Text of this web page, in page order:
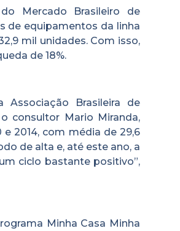
Mercado Brasileiro de
de equipamentos da linha
mil unidades. Com isso,
de 18%.
Brasileira de
consultor Mario Miranda,
2014, com média de 29,6
de alta e, até este ano, a
ciclo bastante positivo”,
Minha Casa Minha